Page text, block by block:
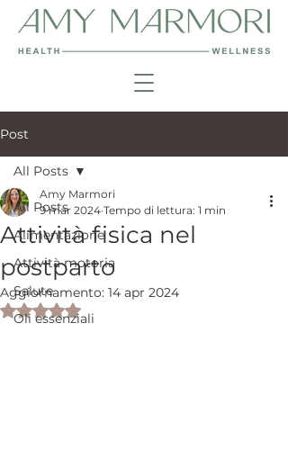
Post
All Posts
Alimentazione
Attività motoria
Salute
Oli essenziali
All Posts
Attività fisica nel
postparto
Amy Marmori
9 mar 2024 Tempo di lettura: 1 min
Aggiornamento: 14 apr 2024
Valutazione NaN stelle su 5.